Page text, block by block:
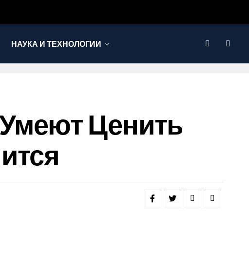
НАУКА И ТЕХНОЛОГИИ
Ценить